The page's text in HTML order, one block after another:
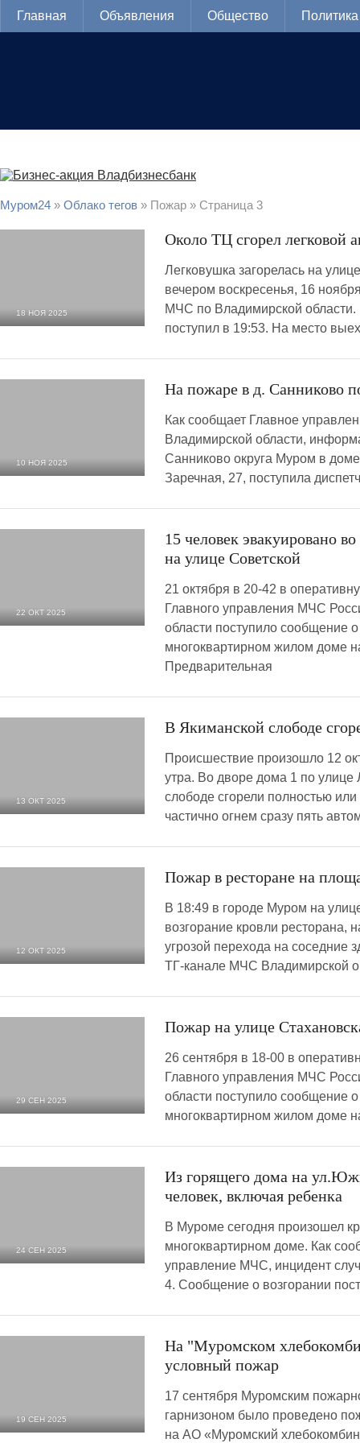
Главная Объявления Общество Политика
Муром24 » Облако тегов » Пожар » Страница 3
18 НОЯ 2025
Около ТЦ сгорел легковой
Легковушка загорелась на
вечером воскресенья, 16
МЧС по Владимирской
поступил в 19:53. На место
10 НОЯ 2025
На пожаре в д. Санниково
Как сообщает Главное
Владимирской области,
Санниково округа Муром в
Заречная, 27, поступила
22 ОКТ 2025
15 человек эвакуировано
на улице Советской
21 октября в 20-42 в
Главного управления МЧС
области поступило сообщение
многоквартирном жилом доме
Предварительная
13 ОКТ 2025
В Якиманской слободе
Происшествие произошло 12
утра. Во дворе дома 1 по
слободе сгорели полностью
частично огнем сразу пять
12 ОКТ 2025
Пожар в ресторане на
В 18:49 в городе Муром на
возгорание кровли ресторана,
угрозой перехода на соседние
ТГ-канале МЧС Владимирской
29 СЕН 2025
Пожар на улице
26 сентября в 18-00 в
Главного управления МЧС
области поступило сообщение
многоквартирном жилом доме
24 СЕН 2025
Из горящего дома на
человек, включая ребенка
В Муроме сегодня произошел
многоквартирном доме. Как
управление МЧС, инцидент
4. Сообщение о возгорании
19 СЕН 2025
На "Муромском
условный пожар
17 сентября Муромским
гарнизоном было проведено
на АО «Муромский